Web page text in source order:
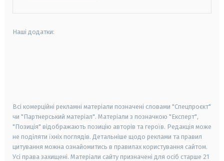
Наші додатки:
Всі комерційні рекламні матеріали позначені словами "Спецпроєкт"
чи "Партнерський матеріал". Матеріали з позначкою "Експерт",
"Позиція" відображають позицію авторів та героїв. Редакція може
не поділяти їхніх поглядів. Детальніше щодо реклами та правил
цитування можна ознайомитись в правилах користування сайтом.
Усі права захищені. Матеріали сайту призначені для осіб старше 21